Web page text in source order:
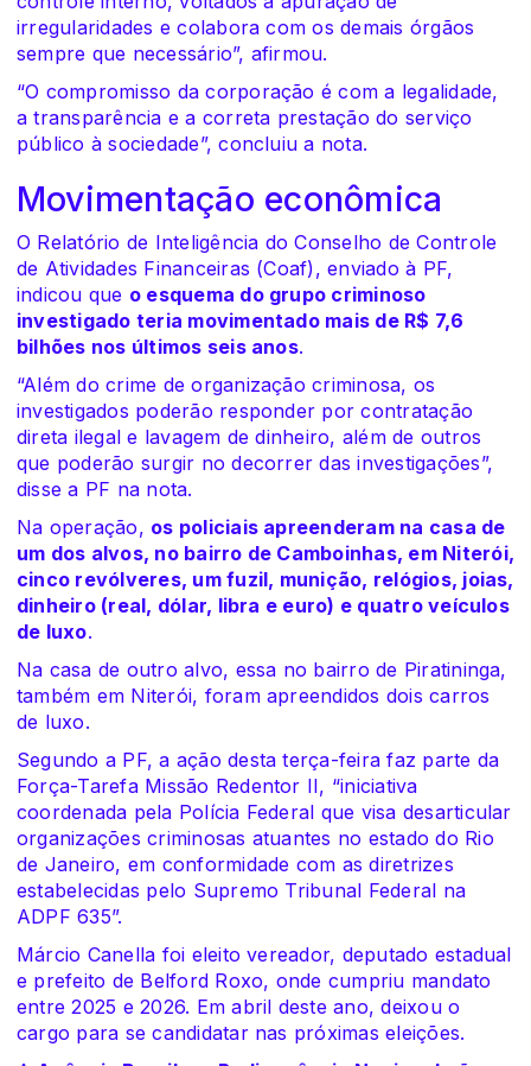
irregularidades e colabora com os demais órgãos
sempre que necessário”, afirmou.
“O compromisso da corporação é com a legalidade,
a transparência e a correta prestação do serviço
público à sociedade”, concluiu a nota.
Movimentação econômica
O Relatório de Inteligência do Conselho de Controle
de Atividades Financeiras (Coaf), enviado à PF,
indicou que o esquema do grupo criminoso
investigado teria movimentado mais de R$ 7,6
bilhões nos últimos seis anos.
“Além do crime de organização criminosa, os
investigados poderão responder por contratação
direta ilegal e lavagem de dinheiro, além de outros
que poderão surgir no decorrer das investigações”,
disse a PF na nota.
Na operação, os policiais apreenderam na casa de
um dos alvos, no bairro de Camboinhas, em Niterói,
cinco revólveres, um fuzil, munição, relógios, joias,
dinheiro (real, dólar, libra e euro) e quatro veículos
de luxo.
Na casa de outro alvo, essa no bairro de Piratininga,
também em Niterói, foram apreendidos dois carros
de luxo.
Segundo a PF, a ação desta terça-feira faz parte da
Força-Tarefa Missão Redentor II, “iniciativa
coordenada pela Polícia Federal que visa desarticular
organizações criminosas atuantes no estado do Rio
de Janeiro, em conformidade com as diretrizes
estabelecidas pelo Supremo Tribunal Federal na
ADPF 635”.
Márcio Canella foi eleito vereador, deputado estadual
e prefeito de Belford Roxo, onde cumpriu mandato
entre 2025 e 2026. Em abril deste ano, deixou o
cargo para se candidatar nas próximas eleições.